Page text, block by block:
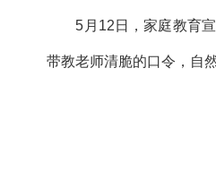
5月12日，家庭教育
带教老师清脆的口令，自